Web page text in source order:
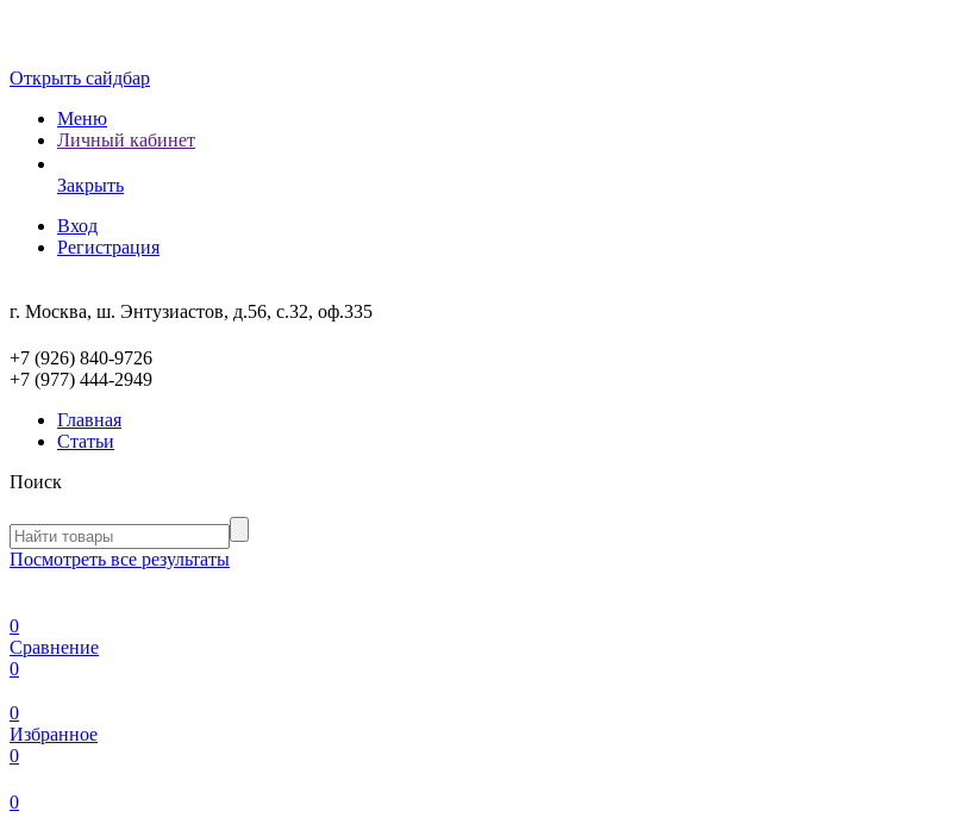
Открыть сайдбар
Меню
Личный кабинет
Закрыть
Вход
Регистрация
г. Москва, ш. Энтузиастов, д.56, с.32, оф.335
+7 (926) 840-9726
+7 (977) 444-2949
Главная
Статьи
Поиск
Посмотреть все результаты
0
Сравнение
0
0
Избранное
0
0